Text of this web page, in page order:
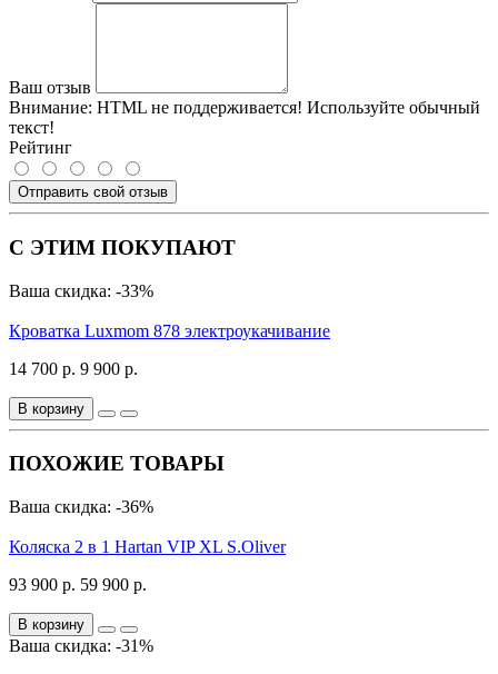
Ваш отзыв
Внимание: HTML не поддерживается! Используйте обычный
текст!
Рейтинг
Отправить свой отзыв
С ЭТИМ ПОКУПАЮТ
Ваша скидка: -33%
Кроватка Luxmom 878 электроукачивание
14 700 р. 9 900 р.
В корзину
ПОХОЖИЕ ТОВАРЫ
Ваша скидка: -36%
Коляска 2 в 1 Hartan VIP XL S.Oliver
93 900 р. 59 900 р.
В корзину
Ваша скидка: -31%